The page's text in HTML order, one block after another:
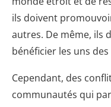
ils doivent
autres. De même, ils
bénéficier les uns
Cependant, des
communautés qui